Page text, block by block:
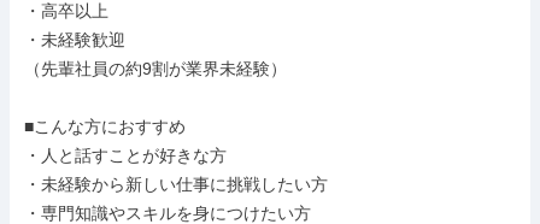
・高卒以上
・未経験歓迎
（先輩社員の約9割が業界未経験）
■こんな方におすすめ
・人と話すことが好きな方
・未経験から新しい仕事に挑戦したい方
・専門知識やスキルを身につけたい方